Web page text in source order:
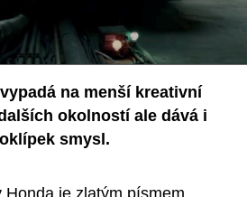
na menší kreativní
okolností ale dává i
smysl.
je zlatým písmem